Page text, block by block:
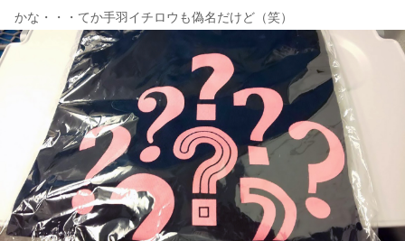
かな・・・てか手羽イチロウも偽名だけど（笑）